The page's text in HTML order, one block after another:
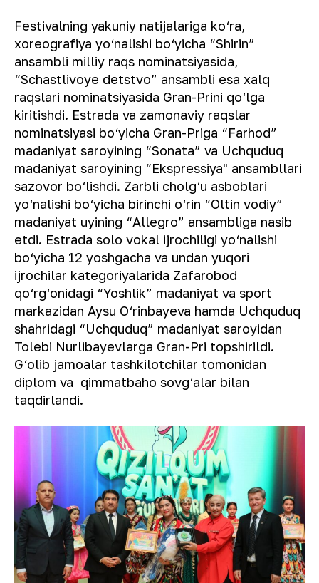
Festivalning yakuniy natijalariga ko‘ra,
xoreografiya yo‘nalishi bo‘yicha “Shirin”
ansambli milliy raqs nominatsiyasida,
“Schastlivoye detstvo” ansambli esa xalq
raqslari nominatsiyasida Gran-Prini qo‘lga
kiritishdi. Estrada va zamonaviy raqslar
nominatsiyasi bo‘yicha Gran-Priga “Farhod”
madaniyat saroyining “Sonata” va Uchquduq
madaniyat saroyining “Ekspressiya" ansambllari
sazovor bo‘lishdi. Zarbli cholg‘u asboblari
yo‘nalishi bo‘yicha birinchi o‘rin “Oltin vodiy”
madaniyat uyining “Allegro” ansambliga nasib
etdi. Estrada solo vokal ijrochiligi yo‘nalishi
bo‘yicha 12 yoshgacha va undan yuqori
ijrochilar kategoriyalarida Zafarobod
qo‘rg‘onidagi “Yoshlik” madaniyat va sport
markazidan Aysu O‘rinbayeva hamda Uchquduq
shahridagi “Uchquduq” madaniyat saroyidan
Tolebi Nurlibayevlarga Gran-Pri topshirildi.
G‘olib jamoalar tashkilotchilar tomonidan
diplom va qimmatbaho sovg‘alar bilan
taqdirlandi.